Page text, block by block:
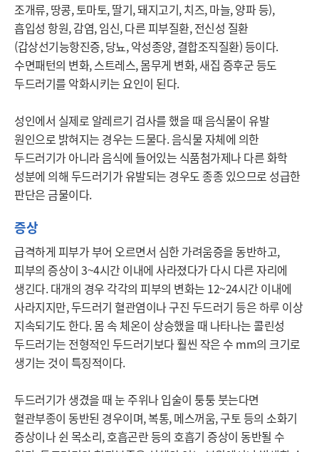
조개류, 땅콩, 토마토, 딸기, 돼지고기, 치즈, 마늘, 양파 등),
흡입성 항원, 감염, 임신, 다른 피부질환, 전신성 질환
(갑상선기능항진증, 당뇨, 악성종양, 결합조직질환) 등이다.
수면패턴의 변화, 스트레스, 몸무게 변화, 새집 증후군 등도
두드러기를 악화시키는 요인이 된다.
성인에서 실제로 알레르기 검사를 했을 때 음식물이 유발
원인으로 밝혀지는 경우는 드물다. 음식물 자체에 의한
두드러기가 아니라 음식에 들어있는 식품첨가제나 다른 화학
성분에 의해 두드러기가 유발되는 경우도 종종 있으므로 성급한
판단은 금물이다.
증상
급격하게 피부가 부어 오르면서 심한 가려움증을 동반하고,
피부의 증상이 3~4시간 이내에 사라졌다가 다시 다른 자리에
생긴다. 대개의 경우 각각의 피부의 변화는 12~24시간 이내에
사라지지만, 두드러기 혈관염이나 구진 두드러기 등은 하루 이상
지속되기도 한다. 몸 속 체온이 상승했을 때 나타나는 콜린성
두드러기는 전형적인 두드러기보다 훨씬 작은 수 mm의 크기로
생기는 것이 특징적이다.
두드러기가 생겼을 때 눈 주위나 입술이 퉁퉁 붓는다면
혈관부종이 동반된 경우이며, 복통, 메스꺼움, 구토 등의 소화기
증상이나 쉰 목소리, 호흡곤란 등의 호흡기 증상이 동반될 수